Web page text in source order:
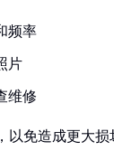
频率
片
维修
免造成更大损